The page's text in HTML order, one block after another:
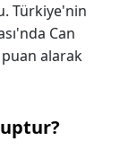
Türkiye'nin
Can
puan alarak